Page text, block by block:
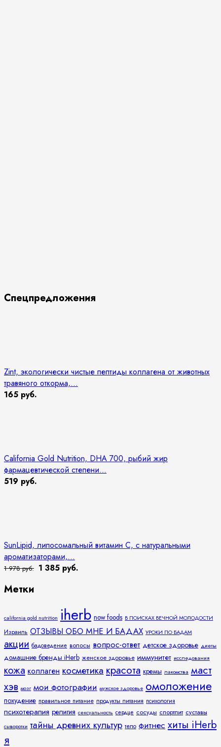
Спецпредложения
Zint, экологически чистые пептиды коллагена от животных
травяного откорма,...
165 руб.
California Gold Nutrition, DHA 700, рыбий жир
фармацевтической степени...
519 руб.
SunLipid, липосомальный витамин C, с натуральными
ароматизаторами,...
1 978 руб. 1 385 руб.
Метки
california gold nutrition iherb now foods В ПОИСКАХ ВЕЧНОЙ МОЛОДОСТИ
Израиль ОТЗЫВЫ ОБО МНЕ И БАДАХ УРОКИ ПО БАДАМ
акции бадоведение волосы вопрос-ответ детское здоровье диеты
домашние бренды iHerb женское здоровье иммунитет исследования
кожа коллаген косметика красота кремы лакомства маст
хэв мозг мои фотографии мужское здоровье омоложение
похудение правильное питание продукты питания психология
психотерапия религия сексуальность сердце сосуды спортпит суставы
сыворотки тайны древних культур тело фитнес хиты iHerb
я